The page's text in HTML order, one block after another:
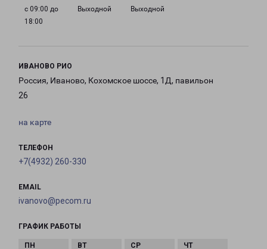
с 09:00 до
18:00
Выходной Выходной
ИВАНОВО РИО
Россия, Иваново, Кохомское шоссе, 1Д, павильон
26
на карте
ТЕЛЕФОН
+7(4932) 260-330
EMAIL
ivanovo@pecom.ru
ГРАФИК РАБОТЫ